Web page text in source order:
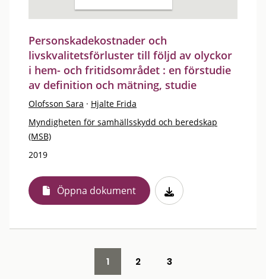
Personskadekostnader och
livskvalitetsförluster till följd av olyckor
i hem- och fritidsområdet : en förstudie
av definition och mätning, studie
Olofsson Sara · Hjalte Frida
Myndigheten för samhällsskydd och beredskap
(MSB)
2019
Öppna dokument
1 2 3